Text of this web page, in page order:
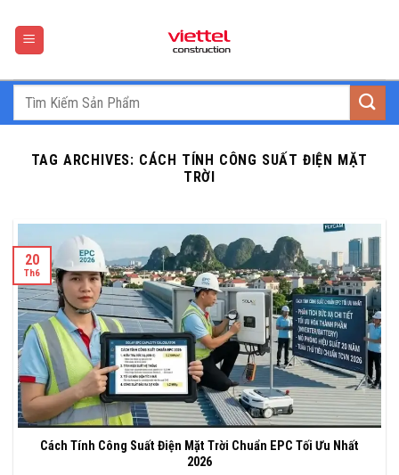
content
TAG ARCHIVES: CÁCH TÍNH CÔNG SUẤT ĐIỆN MẶT
TRỜI
Cách Tính Công Suất Điện Mặt Trời Chuẩn EPC Tối Ưu Nhất
2026
20
Th6